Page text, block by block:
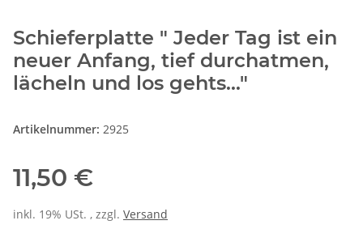
Schieferplatte " Jeder Tag ist ein
neuer Anfang, tief durchatmen,
lächeln und los gehts..."
Artikelnummer: 2925
11,50 €
inkl. 19% USt. , zzgl. Versand